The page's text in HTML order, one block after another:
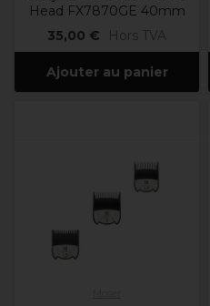
Head FX7870GE 40mm
35,00 €
Hors TVA
Ajouter au panier